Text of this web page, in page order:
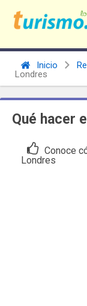
Inicio
Londres
Qué hacer
Conoce
Londres